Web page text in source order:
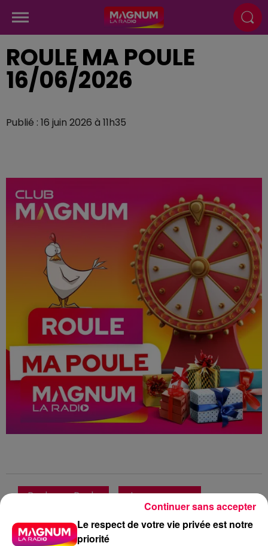
ROULE MA POULE
16/06/2026
Publié : 16 juin 2026 à 11h35
Roule ma Poule
Jeu concours
Magnum la Radio
Magnum
Radio
Vosges
Le respect de votre vie privée est notre
priorité
Continuer sans accepter